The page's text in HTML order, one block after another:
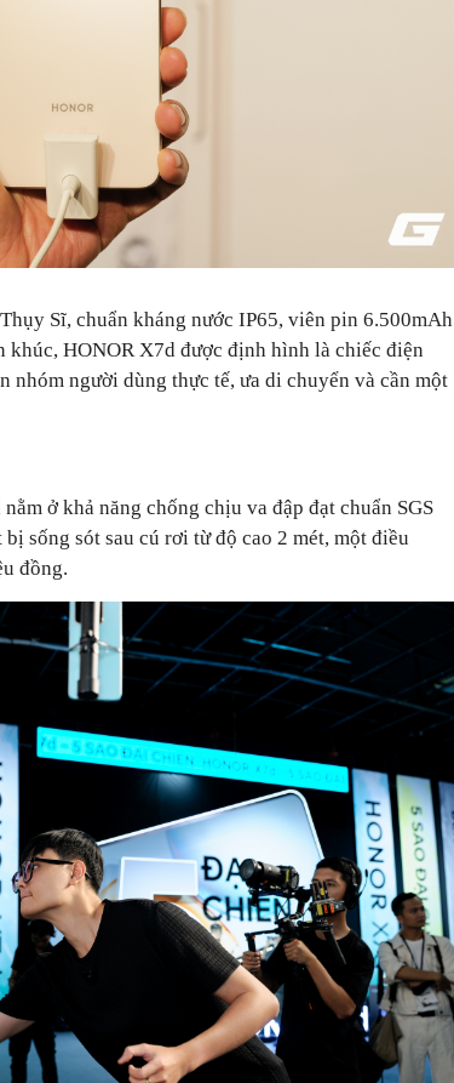
Sĩ, chuẩn kháng nước IP65, viên pin 6.500mAh
HONOR X7d được định hình là chiếc điện
nhóm người dùng thực tế, ưa di chuyển và cần một
ở khả năng chống chịu va đập đạt chuẩn SGS
sống sót sau cú rơi từ độ cao 2 mét, một điều
đồng.